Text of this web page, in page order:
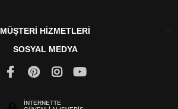
MÜŞTERİ HİZMETLERİ
SOSYAL MEDYA
İNTERNETTE